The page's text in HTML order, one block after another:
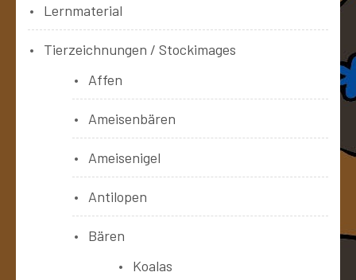
Lernmaterial
Tierzeichnungen / Stockimages
Affen
Ameisenbären
Ameisenigel
Antilopen
Bären
Koalas